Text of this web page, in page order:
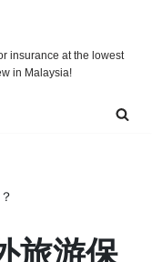
insurance at the lowest
in Malaysia!